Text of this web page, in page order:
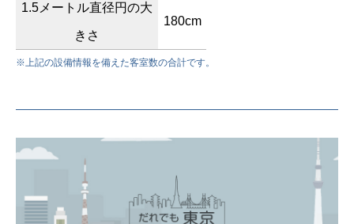
1.5メートル直径円の大
きさ
180cm
※上記の設備情報を備えた客室数の合計です。